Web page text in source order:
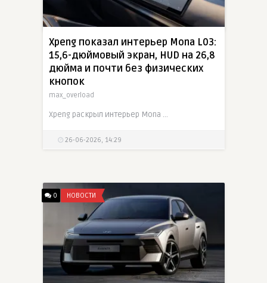
26-06-2026, 15:19
Xpeng показал интерьер Mona L03:
15,6-дюймовый экран, HUD на 26,8
дюйма и почти без физических
кнопок
max_overload
Xpeng раскрыл интерьер Mona L03 перед июльским запуском в Китае. Более 72% салона покрыто мягкими материалами, потолок отделан бархатом, а панорамная крыша блокирует свыше 99,9% ультрафиолета и
26-06-2026, 14:29
0 НОВОСТИ